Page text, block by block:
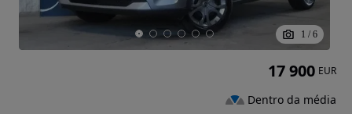
1 / 6
17 900 EUR
Dentro da média